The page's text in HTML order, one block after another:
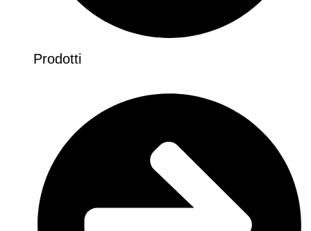
Prodotti